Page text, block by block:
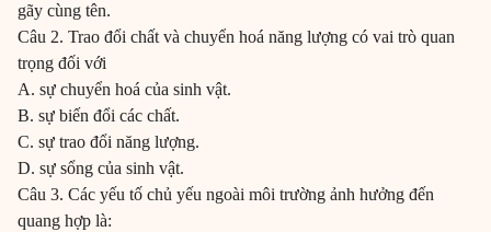
gãy cùng tên.
Câu 2. Trao đổi chất và chuyển hoá năng lượng có vai trò quan
trọng đối với
A. sự chuyển hoá của sinh vật.
B. sự biến đổi các chất.
C. sự trao đổi năng lượng.
D. sự sổng của sinh vật.
Câu 3. Các yếu tố chủ yếu ngoài môi trường ảnh hưởng đến
quang hợp là: